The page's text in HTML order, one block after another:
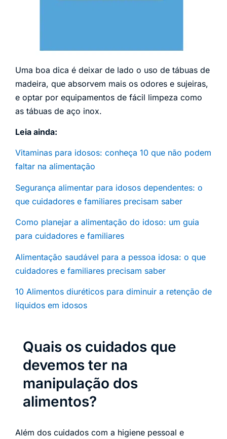
Uma boa dica é deixar de lado o uso de tábuas de
madeira, que absorvem mais os odores e sujeiras,
e optar por equipamentos de fácil limpeza como
as tábuas de aço inox.
Leia ainda:
Vitaminas para idosos: conheça 10 que não podem
faltar na alimentação
Segurança alimentar para idosos dependentes: o
que cuidadores e familiares precisam saber
Como planejar a alimentação do idoso: um guia
para cuidadores e familiares
Alimentação saudável para a pessoa idosa: o que
cuidadores e familiares precisam saber
10 Alimentos diuréticos para diminuir a retenção de
líquidos em idosos
Quais os cuidados que
devemos ter na
manipulação dos
alimentos?
Além dos cuidados com a higiene pessoal e